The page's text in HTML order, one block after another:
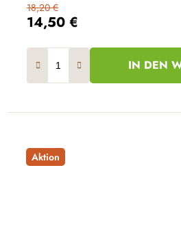
14,50 €
18,20 €
IN DEN
Aktion